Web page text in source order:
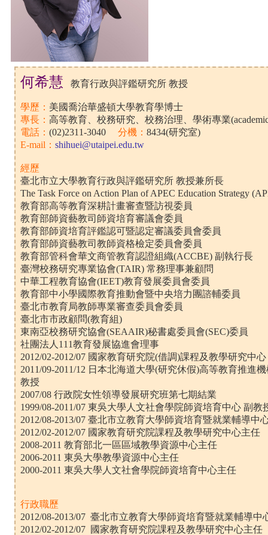
何希慧 教育行政與評鑑研究所 教授
學歷： 美國喬治華盛頓大學教育學博士
專長： 高等教育、校務研究、校務治理、學術專業
電話： (02)2311-3040 分機： 8434(研究室)
E-mail： shihuei@utaipei.edu.tw
經歷
臺北市立大學教育行政與評鑑研究所 教授兼所長
The Task Force on Action Plan of APEC Education Strategy
教育部高等教育深耕計畫審查暨訪視委員
教育部師資藝教司師資培育審議會委員
教育部師資培育評鑑認可暨認定審議委員會委員
教育部師資藝教司教師資格檢定委員會委員
教育部管科會華文商管教育認證組織(ACCBE) 副執行長
臺灣校務研究專業協會(TAIR) 常務理事兼顧問
中華工程教育協會(IEET)教育發展委員會委員
教育部中小學國際教育推動會暨中央培力團諮輔委員
臺北市教育局教師專業審查委員會委員
臺北市市政顧問(教育組)
東南亞校務研究協會(SEAAIR)秘書處委員會(SEC)委員
社團法人111教育發展協進會理事
2012/02-2012/07 國家教育研究院(借調)課程及教學研究中
2011/09-2011/12 日本北海道大學(研究休假)高等教育推進
教授
2007/08 行政院女性領導發展研究班第七期結業
1999/08-2011/07 東吳大學人文社會學院師資培育中心 副教
2012/08-2013/07 臺北市立教育大學師資培育暨就業輔導中
2012/02-2012/07 國家教育研究院課程及教學研究中心主任
2008-2011 教育部北一區區域教學資源中心主任
2006-2011 東吳大學教學資源中心主任
2000-2011 東吳大學人文社會學院師資培育中心主任
行政職歷
2012/08-2013/07 臺北市立教育大學師資培育暨就業輔導中
2012/02-2012/07 國家教育研究院課程及教學研究中心主任